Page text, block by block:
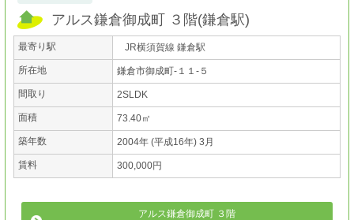
アルス鎌倉御成町 ３階(鎌倉駅)
最寄り駅 JR横須賀線 鎌倉駅
所在地 鎌倉市御成町-１１-５
間取り 2SLDK
面積 73.40㎡
築年数 2004年 (平成16年) 3月
賃料 300,000円
アルス鎌倉御成町 ３階